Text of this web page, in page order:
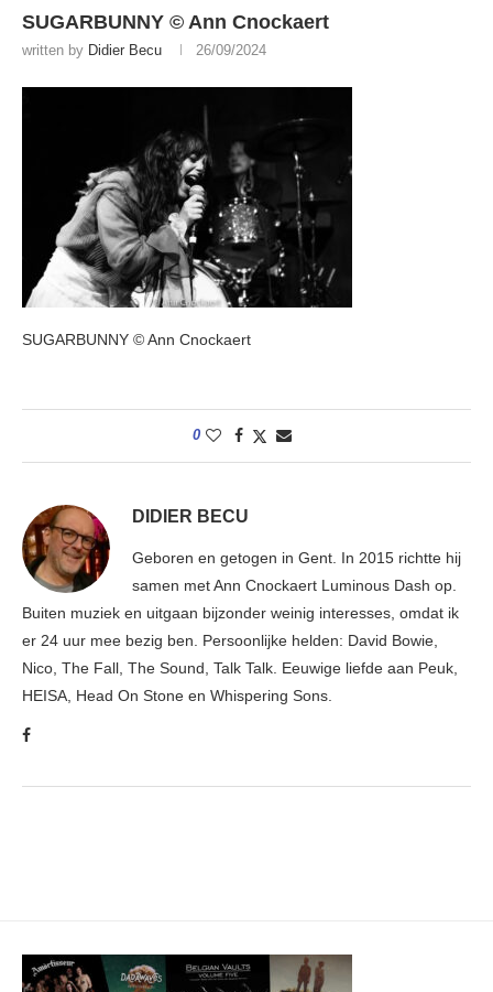
SUGARBUNNY © Ann Cnockaert
written by Didier Becu 26/09/2024
SUGARBUNNY © Ann Cnockaert
0
DIDIER BECU
Geboren en getogen in Gent. In 2015 richtte hij
samen met Ann Cnockaert Luminous Dash op.
Buiten muziek en uitgaan bijzonder weinig interesses, omdat ik
er 24 uur mee bezig ben. Persoonlijke helden: David Bowie,
Nico, The Fall, The Sound, Talk Talk. Eeuwige liefde aan Peuk,
HEISA, Head On Stone en Whispering Sons.